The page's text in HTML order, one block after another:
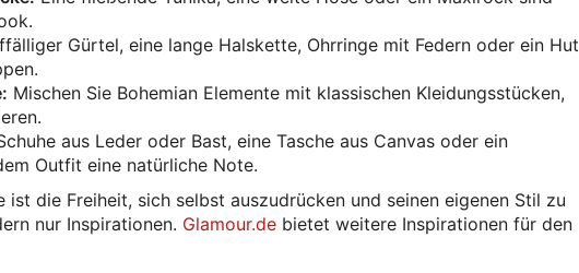
Gürtel, eine lange Halskette, Ohrringe mit Federn oder ein Hut
Mischen Sie Bohemian Elemente mit klassischen Kleidungsstücken,
aus Leder oder Bast, eine Tasche aus Canvas oder ein
Outfit eine natürliche Note.
die Freiheit, sich selbst auszudrücken und seinen eigenen Stil zu
nur Inspirationen. Glamour.de bietet weitere Inspirationen für den